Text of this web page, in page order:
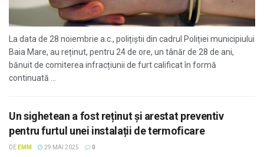
La data de 28 noiembrie a.c., polițiștii din cadrul Poliției municipiului
Baia Mare, au reținut, pentru 24 de ore, un tânăr de 28 de ani,
bănuit de comiterea infracțiunii de furt calificat în formă
continuată ...
Un sighetean a fost reținut și arestat preventiv
pentru furtul unei instalații de termoficare
DE EMM 29 MAI 2025 0